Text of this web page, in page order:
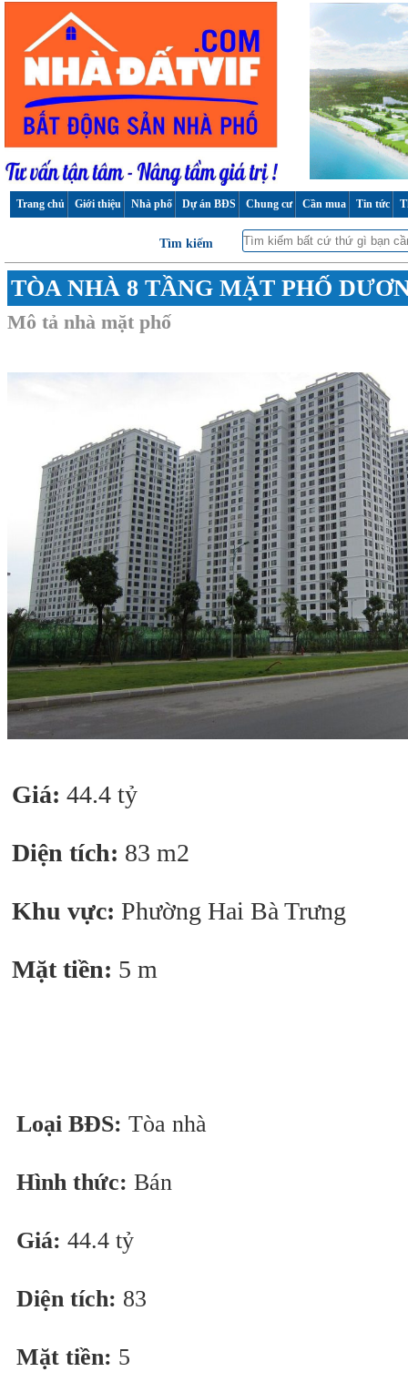
Trang chủ Giới thiệu Nhà phố Dự án BĐS Chung cư Cần mua Tin tức
Tìm kiếm
TÒA NHÀ 8 TẦNG MẶT PHỐ
Mô tả nhà mặt phố
Giá: 44.4 tỷ
Diện tích: 83 m2
Khu vực: Phường Hai Bà Trưng
Mặt tiền: 5 m
Loại BĐS: Tòa nhà
Hình thức: Bán
Giá: 44.4 tỷ
Diện tích: 83
Mặt tiền: 5